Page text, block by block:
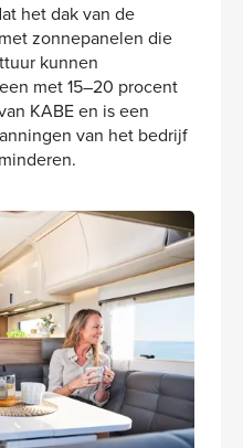
het dak van de
zonnepanelen die
kunnen
met 15–20 procent
KABE en is een
van het bedrijf